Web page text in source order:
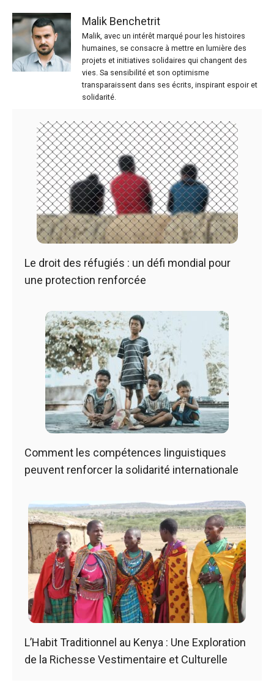
Malik Benchetrit
Malik, avec un intérêt marqué pour les histoires
humaines, se consacre à mettre en lumière des
projets et initiatives solidaires qui changent des
vies. Sa sensibilité et son optimisme
transparaissent dans ses écrits, inspirant espoir et
solidarité.
Le droit des réfugiés : un défi mondial pour
une protection renforcée
Comment les compétences linguistiques
peuvent renforcer la solidarité internationale
L’Habit Traditionnel au Kenya : Une Exploration
de la Richesse Vestimentaire et Culturelle